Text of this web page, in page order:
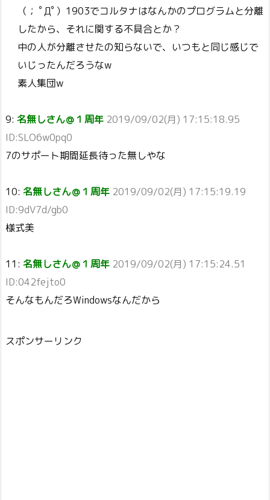
（； ﾟДﾟ）1903でコルタナはなんかのプログラムと分離
したから、それに関する不具合とか？
中の人が分離させたの知らないで、いつもと同じ感じで
いじったんだろうなw
素人集団w
9: 名無しさん＠１周年 2019/09/02(月) 17:15:18.95
ID:SLO6w0pq0
7のサポート期間延長待った無しやな
10: 名無しさん＠１周年 2019/09/02(月) 17:15:19.19
ID:9dV7d/gb0
様式美
11: 名無しさん＠１周年 2019/09/02(月) 17:15:24.51
ID:042fejto0
そんなもんだろWindowsなんだから
スポンサーリンク